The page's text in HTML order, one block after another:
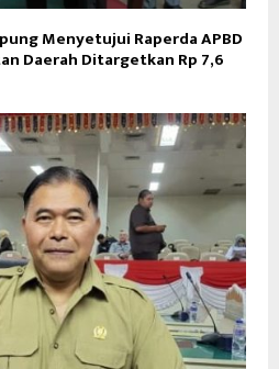
Menyetujui Raperda APBD
Daerah Ditargetkan Rp 7,6